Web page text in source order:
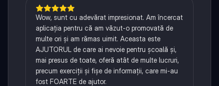
Wow, sunt cu adevărat impresionat. Am încercat
aplicația pentru că am văzut-o promovată de
multe ori și am rămas uimit. Aceasta este
AJUTORUL de care ai nevoie pentru școală și,
mai presus de toate, oferă atât de multe lucruri,
precum exerciții și fișe de informații, care mi-au
fost FOARTE de ajutor.